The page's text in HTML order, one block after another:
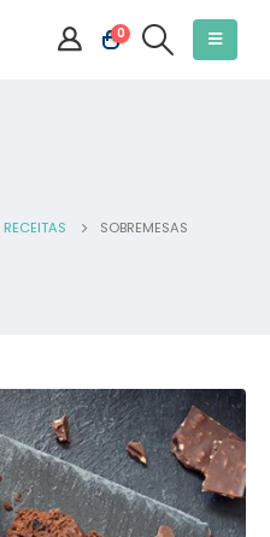
0
RECEITAS SOBREMESAS